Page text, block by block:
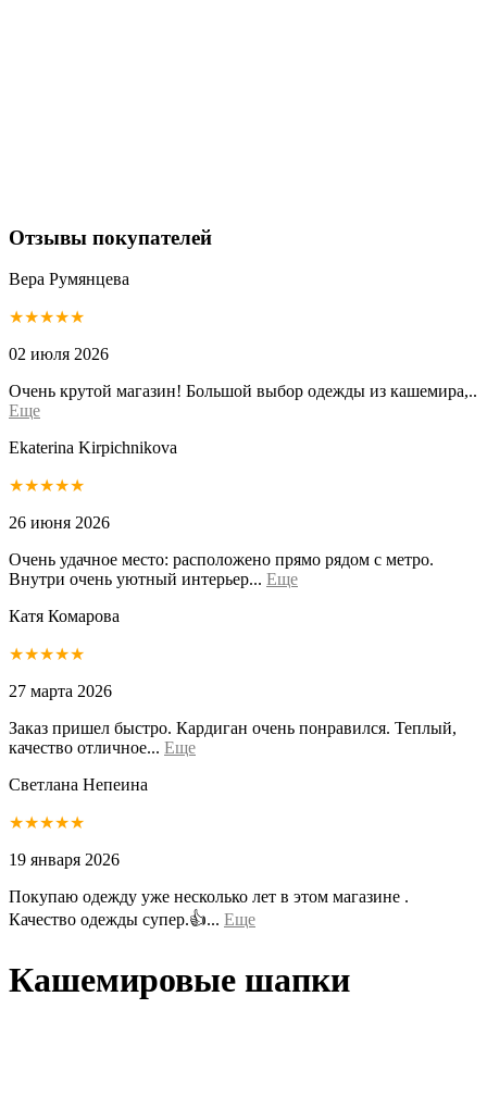
Отзывы покупателей
Вера Румянцева
★★★★★
02 июля 2026
Очень крутой магазин! Большой выбор одежды из кашемира,..
Еще
Ekaterina Kirpichnikova
★★★★★
26 июня 2026
Очень удачное место: расположено прямо рядом с метро.
Внутри очень уютный интерьер... Еще
Катя Комарова
★★★★★
27 марта 2026
Заказ пришел быстро. Кардиган очень понравился. Теплый,
качество отличное... Еще
Светлана Непеина
★★★★★
19 января 2026
Покупаю одежду уже несколько лет в этом магазине .
Качество одежды супер.👍... Еще
Кашемировые шапки